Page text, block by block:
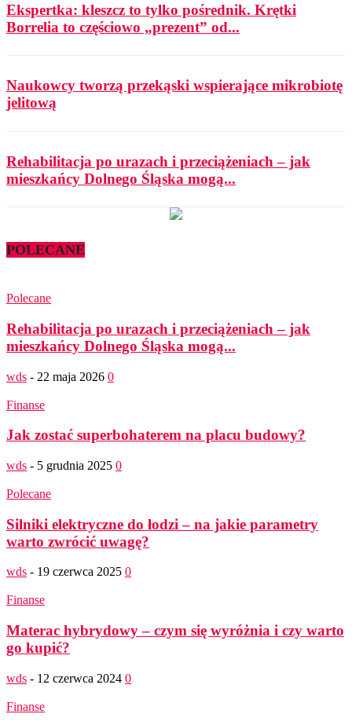
Ekspertka: kleszcz to tylko pośrednik. Krętki
Borrelia to częściowo „prezent” od...
Naukowcy tworzą przekąski wspierające mikrobiotę
jelitową
Rehabilitacja po urazach i przeciążeniach – jak
mieszkańcy Dolnego Śląska mogą...
POLECANE
Polecane
Rehabilitacja po urazach i przeciążeniach – jak
mieszkańcy Dolnego Śląska mogą...
wds - 22 maja 2026 0
Finanse
Jak zostać superbohaterem na placu budowy?
wds - 5 grudnia 2025 0
Polecane
Silniki elektryczne do łodzi – na jakie parametry
warto zwrócić uwagę?
wds - 19 czerwca 2025 0
Finanse
Materac hybrydowy – czym się wyróżnia i czy warto
go kupić?
wds - 12 czerwca 2024 0
Finanse